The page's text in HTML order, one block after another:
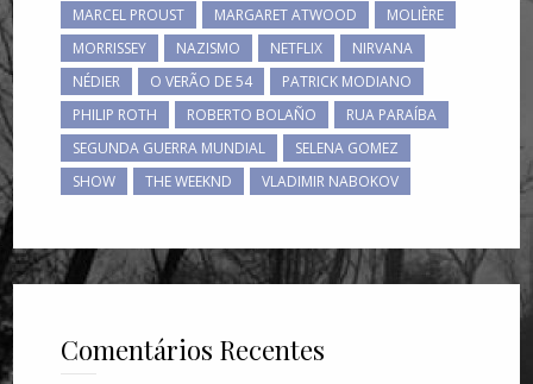
MARCEL PROUST
MARGARET ATWOOD
MOLIÈRE
MORRISSEY
NAZISMO NETFLIX
NIRVANA
NÉDIER
O VERÃO DE 54
PATRICK MODIANO
PHILIP ROTH
ROBERTO BOLAÑO
RUA PARAÍBA
SEGUNDA GUERRA MUNDIAL
SELENA GOMEZ
SHOW
THE WEEKND VLADIMIR NABOKOV
Comentários Recentes